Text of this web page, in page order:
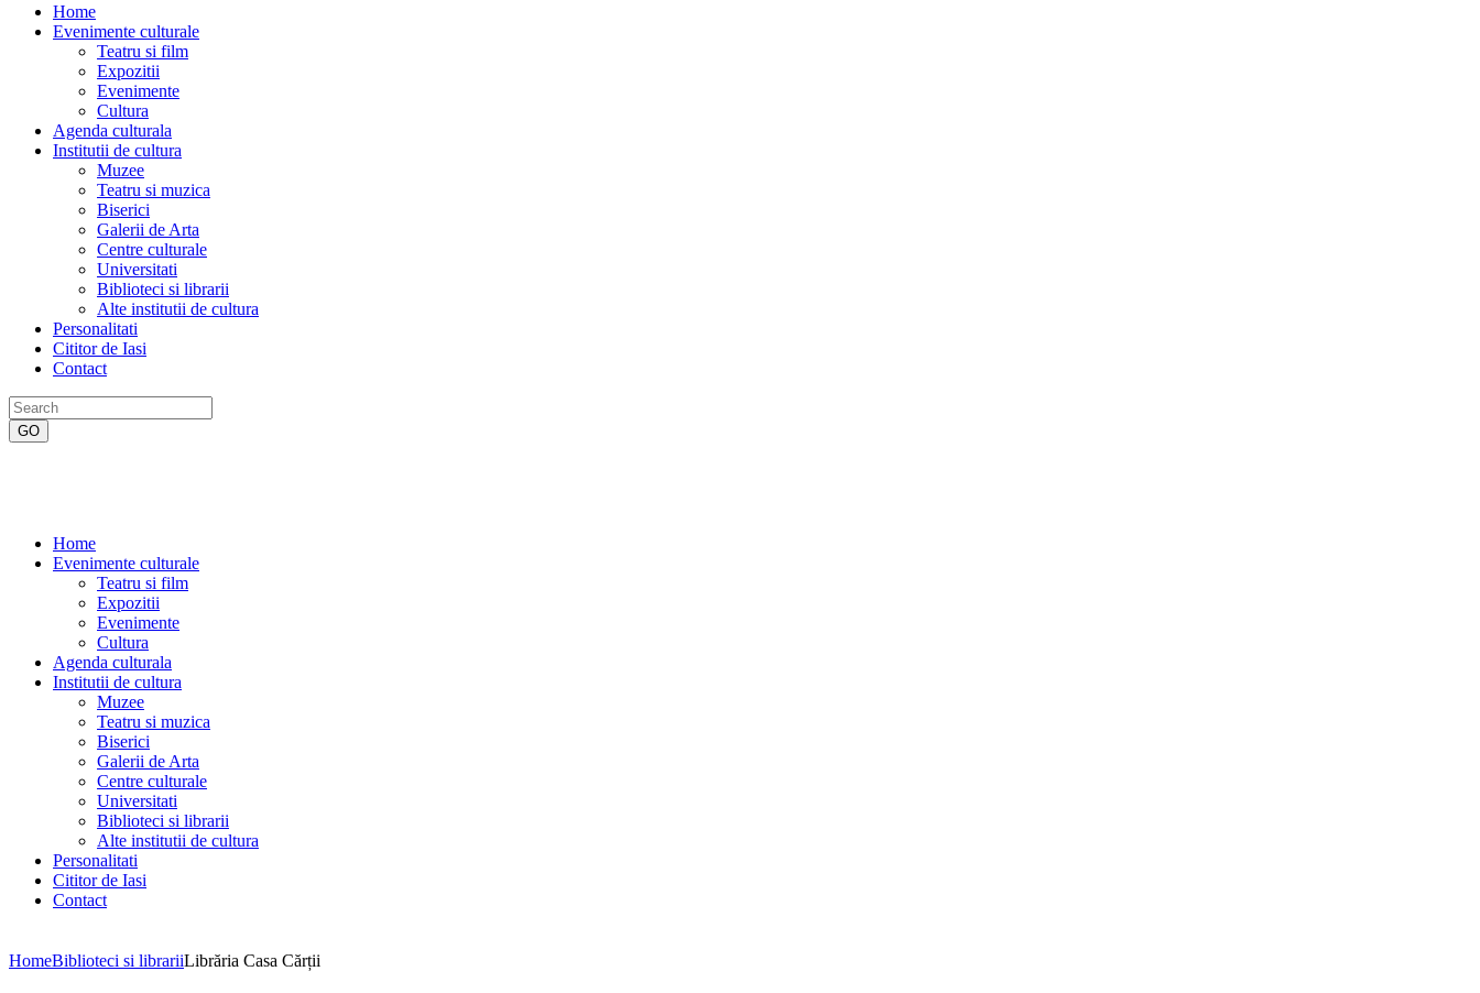
Home
Evenimente culturale
Teatru si film
Expozitii
Evenimente
Cultura
Agenda culturala
Institutii de cultura
Muzee
Teatru si muzica
Biserici
Galerii de Arta
Centre culturale
Universitati
Biblioteci si librarii
Alte institutii de cultura
Personalitati
Cititor de Iasi
Contact
Home
Evenimente culturale
Teatru si film
Expozitii
Evenimente
Cultura
Agenda culturala
Institutii de cultura
Muzee
Teatru si muzica
Biserici
Galerii de Arta
Centre culturale
Universitati
Biblioteci si librarii
Alte institutii de cultura
Personalitati
Cititor de Iasi
Contact
HomeBiblioteci si librariiLibrăria Casa Cărții